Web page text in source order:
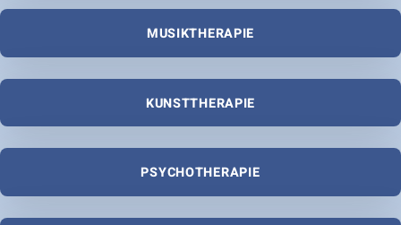
MUSIKTHERAPIE
KUNSTTHERAPIE
PSYCHOTHERAPIE